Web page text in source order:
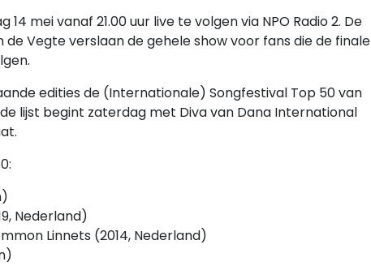
mei vanaf 21.00 uur live te volgen via NPO Radio 2. De
de Vegte verslaan de gehele show voor fans die de finale
edities de (Internationale) Songfestival Top 50 van
de lijst begint zaterdag met Diva van Dana International
Nederland)
Linnets (2014, Nederland)